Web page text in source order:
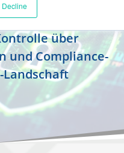
Decline
und warum?
über
und Compliance-
Landschaft